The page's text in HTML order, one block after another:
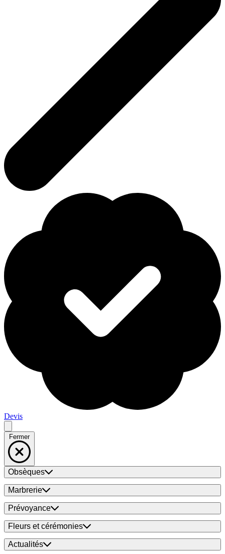
Devis
Fermer
Obsèques
Marbrerie
Prévoyance
Fleurs et cérémonies
Actualités